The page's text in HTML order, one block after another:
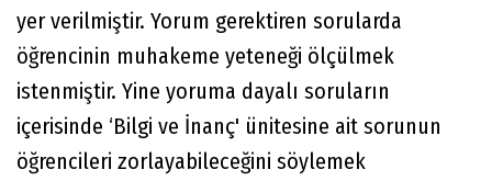
yer verilmiştir. Yorum gerektiren sorularda
öğrencinin muhakeme yeteneği ölçülmek
istenmiştir. Yine yoruma dayalı soruların
içerisinde ‘Bilgi ve İnanç' ünitesine ait sorunun
öğrencileri zorlayabileceğini söylemek